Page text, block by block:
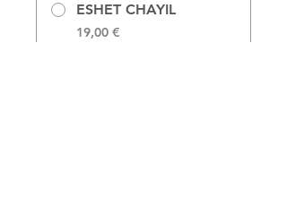
ESHET CHAYIL
19,00 €